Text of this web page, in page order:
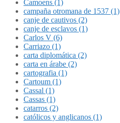
Camoens (1)
campaña otromana de 1537 (1)
canje de cautivos (2)
canje de esclavos (1)
Carlos V (6)
Carriazo (1)
carta diplomática (2)
carta en árabe (2)
cartografia (1)
Cartoum (1)
Cassal (1)
Cassas (1)
catarros (2)
católicos y anglicanos (1)